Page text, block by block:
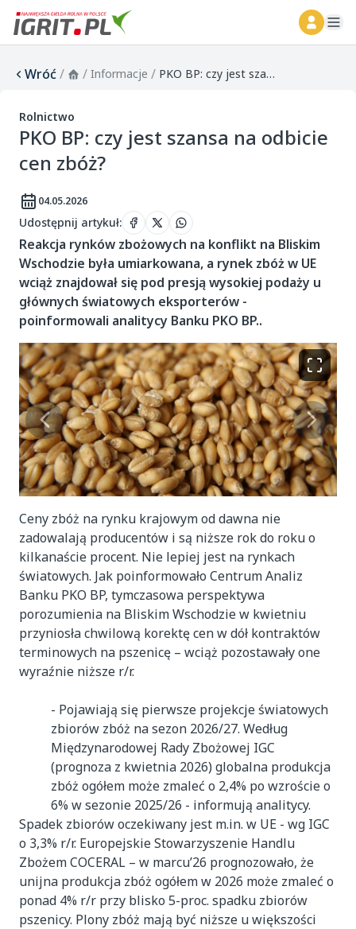
Wróć/ / Informacje / PKO BP: czy jest szansa na odbicie cen zbóż?
Rolnictwo
PKO BP: czy jest szansa na odbicie
cen zbóż?
04.05.2026
Udostępnij artykuł:
Reakcja rynków zbożowych na konflikt na Bliskim
Wschodzie była umiarkowana, a rynek zbóż w UE
wciąż znajdował się pod presją wysokiej podaży u
głównych światowych eksporterów -
poinformowali analitycy Banku PKO BP..
Ceny zbóż na rynku krajowym od dawna nie
zadowalają producentów i są niższe rok do roku o
kilkanaście procent. Nie lepiej jest na rynkach
światowych. Jak poinformowało Centrum Analiz
Banku PKO BP, tymczasowa perspektywa
porozumienia na Bliskim Wschodzie w kwietniu
przyniosła chwilową korektę cen w dół kontraktów
terminowych na pszenicę – wciąż pozostawały one
wyraźnie niższe r/r.
- Pojawiają się pierwsze projekcje światowych
zbiorów zbóż na sezon 2026/27. Według
Międzynarodowej Rady Zbożowej IGC
(prognoza z kwietnia 2026) globalna produkcja
zbóż ogółem może zmaleć o 2,4% po wzroście o
6% w sezonie 2025/26 - informują analitycy.
Spadek zbiorów oczekiwany jest m.in. w UE - wg IGC
o 3,3% r/r. Europejskie Stowarzyszenie Handlu
Zbożem COCERAL – w marcu’26 prognozowało, że
unijna produkcja zbóż ogółem w 2026 może zmaleć o
ponad 4% r/r przy blisko 5-proc. spadku zbiorów
pszenicy. Plony zbóż mają być niższe u większości